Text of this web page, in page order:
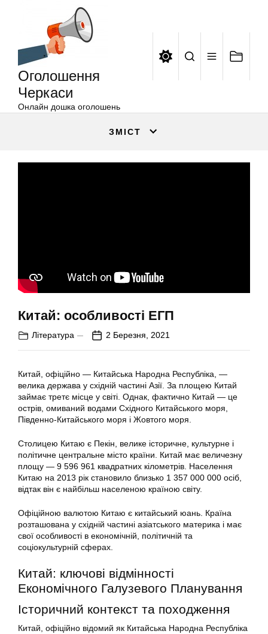
Оголошення
Черкаси
Онлайн дошка оголошень
ЗМІСТ
Китай: особливості ЕГП
Література 2 Березня, 2021
Китай, офіційно — Китайська Народна Республіка, —
велика держава у східній частині Азії. За площею Китай
займає третє місце у світі. Однак, фактично Китай — це
острів, омиваний водами Східного Китайського моря,
Південно-Китайського моря і Жовтого моря.
Столицею Китаю є Пекін, велике історичне, культурне і
політичне центральне місто країни. Китай має величезну
площу — 9 596 961 квадратних кілометрів. Населення
Китаю на 2013 рік становило близько 1 357 000 000 осіб,
відтак він є найбільш населеною країною світу.
Офіційною валютою Китаю є китайський юань. Країна
розташована у східній частині азіатського материка і має
свої особливості в економічній, політичній та
соціокультурній сферах.
Китай: ключові відмінності
Економічного Галузевого Планування
Історичний контекст та походження
Китай, офіційно відомий як Китайська Народна Республіка